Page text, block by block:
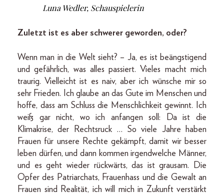
Luna Wedler, Schauspielerin
Zuletzt ist es aber schwerer geworden, oder?
Wenn man in die Welt sieht? – Ja, es ist beängstigend
und gefährlich, was alles passiert. Vieles macht mich
traurig. Vielleicht ist es naiv, aber ich wünsche mir so
sehr Frieden. Ich glaube an das Gute im Menschen und
hoffe, dass am Schluss die Menschlichkeit gewinnt. Ich
weiß gar nicht, wo ich anfangen soll: Da ist die
Klimakrise, der Rechtsruck … So viele Jahre haben
Frauen für unsere Rechte gekämpft, damit wir besser
leben dürfen, und dann kommen irgendwelche Männer,
und es geht wieder rückwärts, das ist grausam. Die
Opfer des Patriarchats, Frauenhass und die Gewalt an
Frauen sind Realität, ich will mich in Zukunft verstärkt